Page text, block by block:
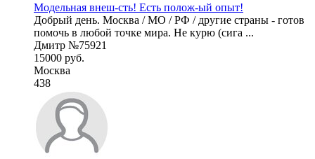
Модельная внеш-сть! Есть полож-ый опыт!
Добрый день. Москва / МО / РФ / другие страны - готов
помочь в любой точке мира. Не курю (сига ...
Дмитр №75921
15000 руб.
Москва
438